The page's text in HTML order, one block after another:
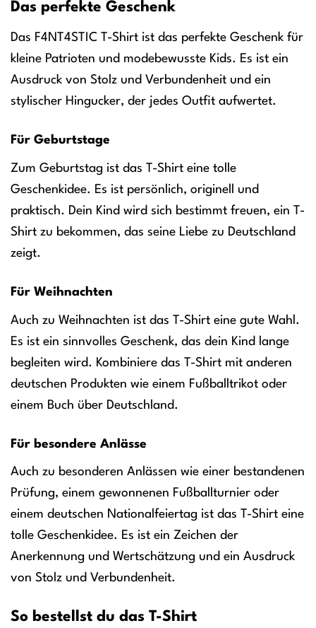
Das perfekte Geschenk
Das F4NT4STIC T-Shirt ist das perfekte Geschenk für
kleine Patrioten und modebewusste Kids. Es ist ein
Ausdruck von Stolz und Verbundenheit und ein
stylischer Hingucker, der jedes Outfit aufwertet.
Für Geburtstage
Zum Geburtstag ist das T-Shirt eine tolle
Geschenkidee. Es ist persönlich, originell und
praktisch. Dein Kind wird sich bestimmt freuen, ein T-
Shirt zu bekommen, das seine Liebe zu Deutschland
zeigt.
Für Weihnachten
Auch zu Weihnachten ist das T-Shirt eine gute Wahl.
Es ist ein sinnvolles Geschenk, das dein Kind lange
begleiten wird. Kombiniere das T-Shirt mit anderen
deutschen Produkten wie einem Fußballtrikot oder
einem Buch über Deutschland.
Für besondere Anlässe
Auch zu besonderen Anlässen wie einer bestandenen
Prüfung, einem gewonnenen Fußballturnier oder
einem deutschen Nationalfeiertag ist das T-Shirt eine
tolle Geschenkidee. Es ist ein Zeichen der
Anerkennung und Wertschätzung und ein Ausdruck
von Stolz und Verbundenheit.
So bestellst du das T-Shirt